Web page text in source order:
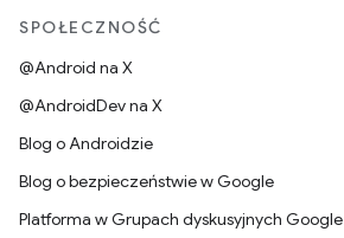
SPOŁECZNOŚĆ
@Android na X
@AndroidDev na X
Blog o Androidzie
Blog o bezpieczeństwie w Google
Platforma w Grupach dyskusyjnych Google